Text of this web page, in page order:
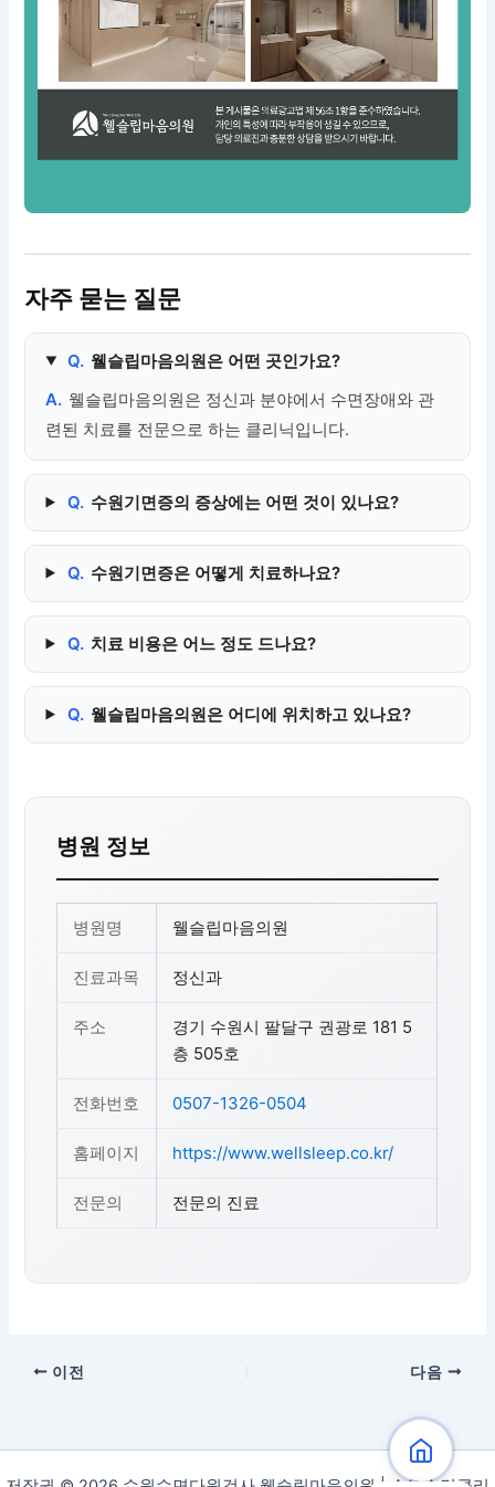
자주 묻는 질문
Q. 웰슬립마음의원은 어떤 곳인가요?
A. 웰슬립마음의원은 정신과 분야에서 수면장애와 관
련된 치료를 전문으로 하는 클리닉입니다.
Q. 수원기면증의 증상에는 어떤 것이 있나요?
Q. 수원기면증은 어떻게 치료하나요?
Q. 치료 비용은 어느 정도 드나요?
Q. 웰슬립마음의원은 어디에 위치하고 있나요?
병원 정보
병원명 웰슬립마음의원
진료과목 정신과
주소
경기 수원시 팔달구 권광로 181 5
층 505호
전화번호 0507-1326-0504
홈페이지 https://www.wellsleep.co.kr/
전문의 전문의 진료
이전 다음